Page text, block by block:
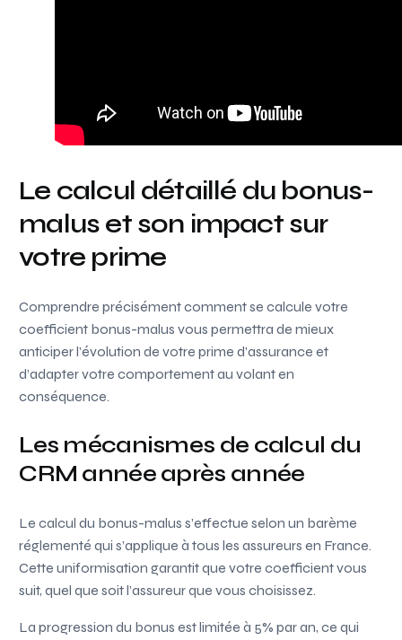
Le calcul détaillé du bonus-
malus et son impact sur
votre prime
Comprendre précisément comment se calcule votre
coefficient bonus-malus vous permettra de mieux
anticiper l’évolution de votre prime d’assurance et
d’adapter votre comportement au volant en
conséquence.
Les mécanismes de calcul du
CRM année après année
Le calcul du bonus-malus s’effectue selon un barème
réglementé qui s’applique à tous les assureurs en France.
Cette uniformisation garantit que votre coefficient vous
suit, quel que soit l’assureur que vous choisissez.
La progression du bonus est limitée à 5% par an, ce qui